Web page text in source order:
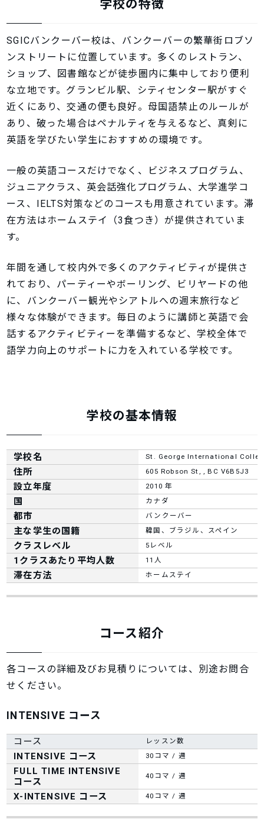
学校の特徴
SGICバンクーバー校は、バンクーバーの繁華街ロブソ
ンストリートに位置しています。多くのレストラン、
ショップ、図書館などが徒歩圏内に集中しており便利
な立地です。グランビル駅、シティセンター駅がすぐ
近くにあり、交通の便も良好。母国語禁止のルールが
あり、破った場合はペナルティを与えるなど、真剣に
英語を学びたい学生におすすめの環境です。
一般の英語コースだけでなく、ビジネスプログラム、
ジュニアクラス、英会話強化プログラム、大学進学コ
ース、IELTS対策などのコースも用意されています。滞
在方法はホームステイ（3食つき）が提供されていま
す。
年間を通して校内外で多くのアクティビティが提供さ
れており、パーティーやボーリング、ビリヤードの他
に、バンクーバー観光やシアトルへの週末旅行など
様々な体験ができます。毎日のように講師と英語で会
話するアクティビティーを準備するなど、学校全体で
語学力向上のサポートに力を入れている学校です。
学校の基本情報
学校名 St. George International
住所 605 Robson St, , BC V6B5J3
設立年度 2010 年
国 カナダ
都市 バンクーバー
主な学生の国籍 韓国、ブラジル、スペイン
クラスレベル 5レベル
1クラスあたり平均人数 11人
滞在方法 ホームステイ
コース紹介
各コースの詳細及びお見積りについては、別途お問合
せください。
INTENSIVE コース
コース レッスン数
INTENSIVE コース 30コマ / 週
FULL TIME INTENSIVE
コース
40コマ / 週
X-INTENSIVE コース 40コマ / 週